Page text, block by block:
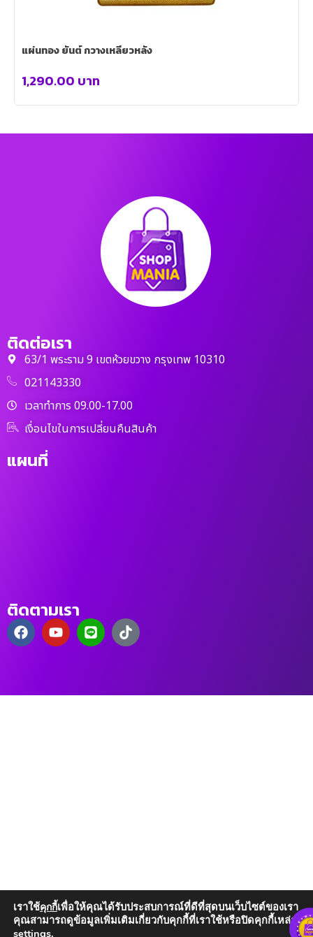
แผ่นทอง ยันต์ กวางเหลียวหลัง
1,290.00 บาท
ติดต่อเรา
63/1 พระราม 9 เขตห้วยขวาง กรุงเทพ 10310
021143330
เวลาทำการ 09.00-17.00
เงื่อนไขในการเปลี่ยนคืนสินค้า
แผนที่
ติดตามเรา
เราใช้คุกกี้เพื่อให้คุณได้รับประสบการณ์ที่ดีที่สุดบนเว็บไซต์ของเรา
คุณสามารถดูข้อมูลเพิ่มเติมเกี่ยวกับคุกกี้ที่เราใช้หรือปิดคุกกี้เหล่านั้น
settings.